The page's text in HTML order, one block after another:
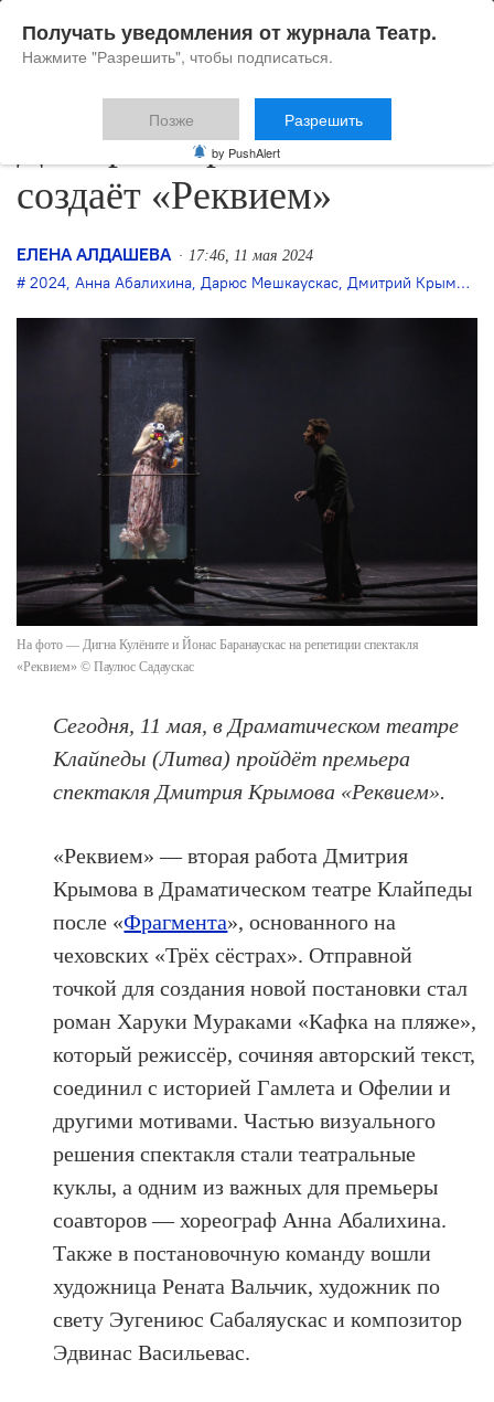
Дмитрий Крымов в Литве
создаёт «Реквием»
ЕЛЕНА АЛДАШЕВА 17:46, 11 мая 2024
2024, Анна Абалихина, Дарюс Мешкаускас, Дмитрий Крымов
На фото — Дигна Кулёните и Йонас Баранаускас на репетиции спектакля
«Реквием» © Паулюс Садаускас
Сегодня, 11 мая, в Драматическом театре
Клайпеды (Литва) пройдёт премьера
спектакля Дмитрия Крымова «Реквием».
«Реквием» — вторая работа Дмитрия
Крымова в Драматическом театре Клайпеды
после «Фрагмента», основанного на
чеховских «Трёх сёстрах». Отправной
точкой для создания новой постановки стал
роман Харуки Мураками «Кафка на пляже»,
который режиссёр, сочиняя авторский текст,
соединил с историей Гамлета и Офелии и
другими мотивами. Частью визуального
решения спектакля стали театральные
куклы, а одним из важных для премьеры
соавторов — хореограф Анна Абалихина.
Также в постановочную команду вошли
художница Рената Вальчик, художник по
свету Эугениюс Сабаляускас и композитор
Эдвинас Васильевас.
Получать уведомления от журнала Театр.
Нажмите "Разрешить", чтобы подписаться.
Позже Разрешить
by PushAlert